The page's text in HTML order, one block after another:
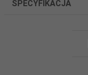
SPECYFIKACJA